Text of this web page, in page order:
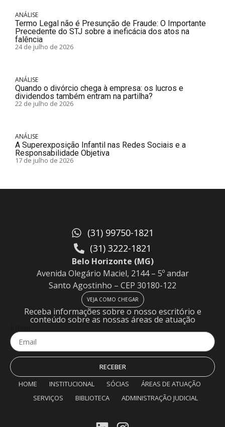
ANÁLISE
Termo Legal não é Presunção de Fraude: O Importante
Precedente do STJ sobre a ineficácia dos atos na
falência
24 de julho de 2026
ANÁLISE
Quando o divórcio chega à empresa: os lucros e
dividendos também entram na partilha?
22 de julho de 2026
ANÁLISE
A Superexposição Infantil nas Redes Sociais e a
Responsabilidade Objetiva
17 de julho de 2026
(31) 99750-1821
(31) 3222-1821
Belo Horizonte (MG)
Avenida Olegário Maciel, 2144 – 5º andar
Santo Agostinho – CEP 30180-122
VEJA COMO CHEGAR
Receba informações sobre o nosso escritório e
conteúdo sobre as nossas áreas de atuação
RECEBER
HOME
INSTITUCIONAL SÓCIAS
ÁREAS DE ATUAÇÃO
SERVIÇOS
BIBLIOTECA ADMINISTRAÇÃO JUDICIAL